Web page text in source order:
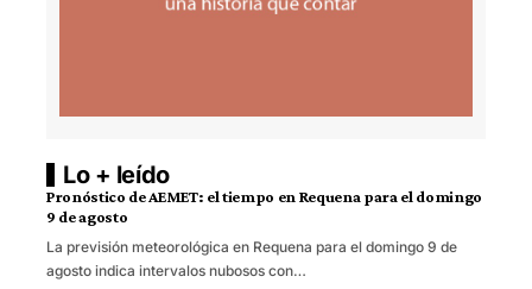
Lo + leído
Pronóstico de AEMET: el tiempo en Requena para el domingo
9 de agosto
La previsión meteorológica en Requena para el domingo 9 de
agosto indica intervalos nubosos con…